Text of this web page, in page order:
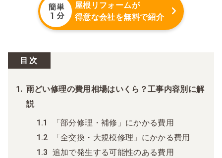
屋根リフォームが
得意な会社を無料で紹介
目次
雨どい修理の費用相場はいくら？工事内容別に解
説
「部分修理・補修」にかかる費用
「全交換・大規模修理」にかかる費用
追加で発生する可能性のある費用